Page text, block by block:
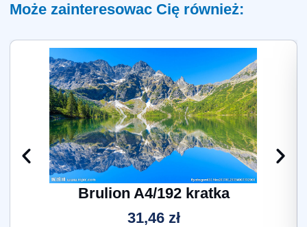
Może zainteresowac Cię również:
Brulion A4/192 kratka
31,46 zł